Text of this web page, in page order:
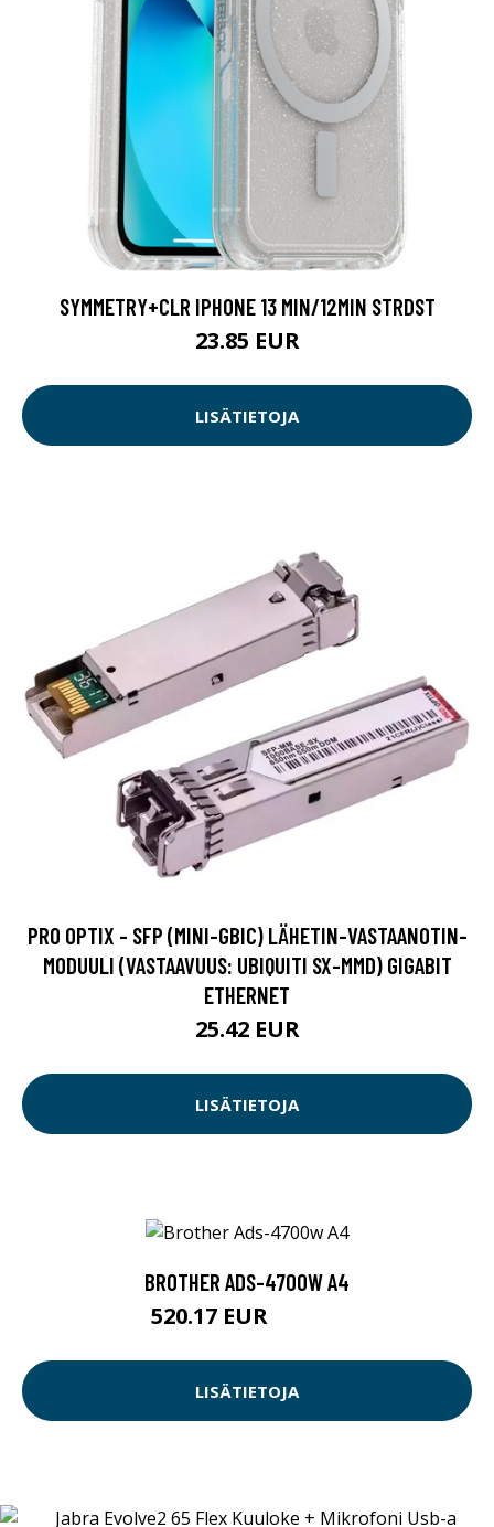
SYMMETRY+CLR IPHONE 13 MIN/12MIN STRDST
23.85 EUR
LISÄTIETOJA
PRO OPTIX - SFP (MINI-GBIC) LÄHETIN-VASTAANOTIN-
MODUULI (VASTAAVUUS: UBIQUITI SX-MMD) GIGABIT
ETHERNET
25.42 EUR
LISÄTIETOJA
BROTHER ADS-4700W A4
520.17 EUR
LISÄTIETOJA